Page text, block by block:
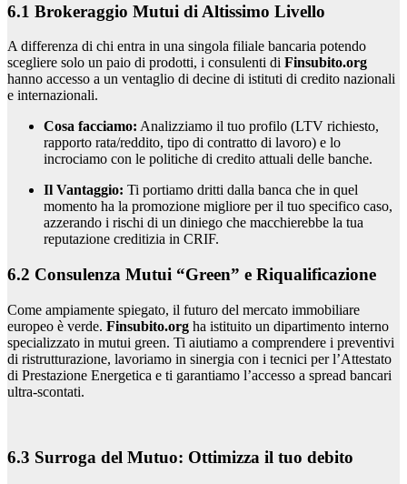
6.1 Brokeraggio Mutui di Altissimo Livello
A differenza di chi entra in una singola filiale bancaria potendo
scegliere solo un paio di prodotti, i consulenti di Finsubito.org
hanno accesso a un ventaglio di decine di istituti di credito nazionali
e internazionali.
Cosa facciamo: Analizziamo il tuo profilo (LTV richiesto,
rapporto rata/reddito, tipo di contratto di lavoro) e lo
incrociamo con le politiche di credito attuali delle banche.
Il Vantaggio: Ti portiamo dritti dalla banca che in quel
momento ha la promozione migliore per il tuo specifico caso,
azzerando i rischi di un diniego che macchierebbe la tua
reputazione creditizia in CRIF.
6.2 Consulenza Mutui “Green” e Riqualificazione
Come ampiamente spiegato, il futuro del mercato immobiliare
europeo è verde. Finsubito.org ha istituito un dipartimento interno
specializzato in mutui green. Ti aiutiamo a comprendere i preventivi
di ristrutturazione, lavoriamo in sinergia con i tecnici per l’Attestato
di Prestazione Energetica e ti garantiamo l’accesso a spread bancari
ultra-scontati.
6.3 Surroga del Mutuo: Ottimizza il tuo debito